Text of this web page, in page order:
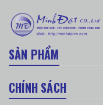
SẢN PHẨM
CHÍNH SÁCH